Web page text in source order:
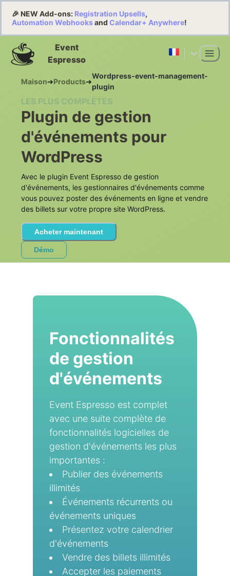
🎉 NEW Add-ons: Registration Upsells,
Automation Webhooksand Calendar+ Anywhere!
Event
Espresso
Maison➔Products➔
Wordpress-event-management-
plugin
LES PLUS COMPLÈTES
Plugin de gestion
d'événements pour
WordPress
Avec le plugin Event Espresso de gestion
d'événements, les gestionnaires d'événements comme
vous pouvez poster des événements en ligne et vendre
des billets sur votre propre site WordPress.
Acheter maintenant
Démo
Fonctionnalités
de gestion
d'événements
Event Espresso est complet
avec une suite complète de
fonctionnalités logicielles de
gestion d'événements les plus
importantes :
Publier des événements
illimités
Événements récurrents ou
événements uniques
Présentez votre calendrier
d'événements
Vendre des billets illimités
Accepter les paiements